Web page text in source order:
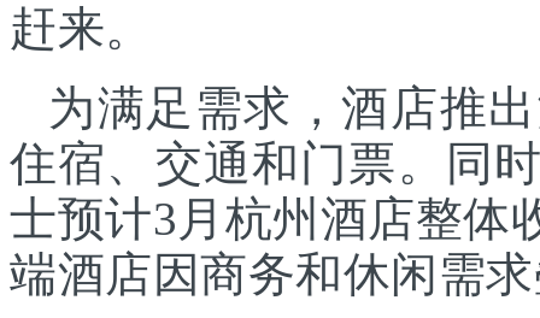
赶来。
为满足需求，酒店推
住宿、交通和门票。同
士预计3月杭州酒店整体
端酒店因商务和休闲需